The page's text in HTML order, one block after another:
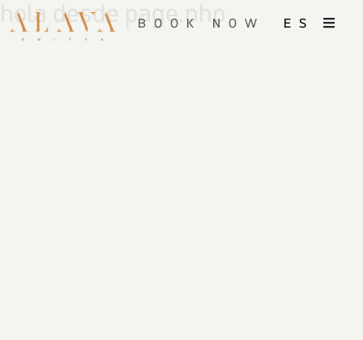
BOOK NOW ES
hola desde page.php